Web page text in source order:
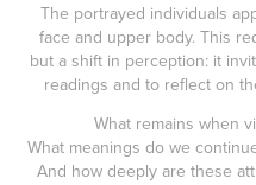
The portrayed individuals
face and upper body. This
but a shift in perception: it
readings and to reflect on
What remains when
What meanings do we
And how deeply are these